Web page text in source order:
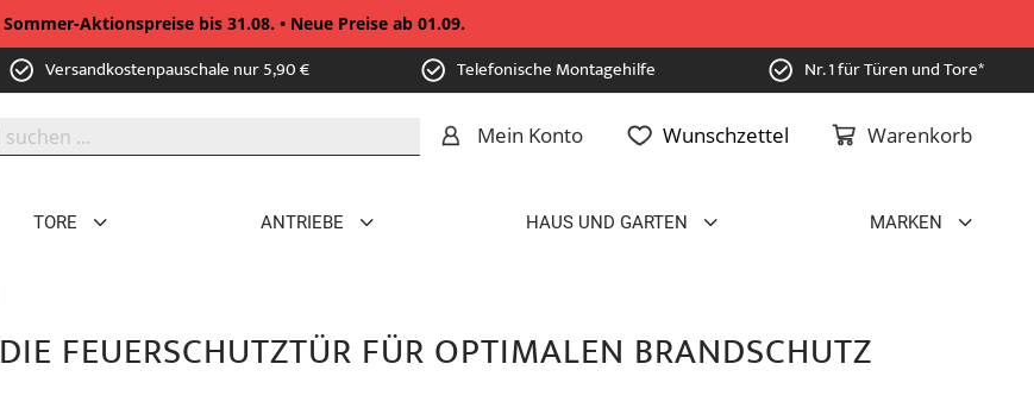
Sommer-Aktionspreise bis 31.08. • Neue Preise ab 01.09.
Versandkostenpauschale nur 5,90 € Telefonische Montagehilfe Nr. 1 für Türen und Tore*
Warenkorb
Mein Konto Wunschzettel
TORE ANTRIEBE HAUS UND GARTEN MARKEN
DIE FEUERSCHUTZTÜR FÜR OPTIMALEN BRANDSCHUTZ